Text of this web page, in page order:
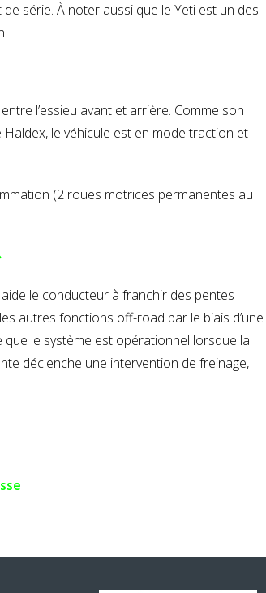
série. À noter aussi que le Yeti est un des
l’essieu avant et arrière. Comme son
Haldex, le véhicule est en mode traction et
(2 roues motrices permanentes au
le conducteur à franchir des pentes
autres fonctions off-road par le biais d’une
le système est opérationnel lorsque la
déclenche une intervention de freinage,